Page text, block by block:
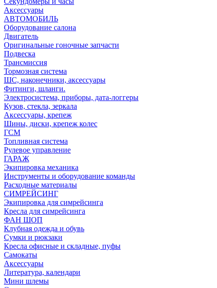
Аксессуары
АВТОМОБИЛЬ
Оборудование салона
Двигатель
Оригинальные гоночные запчасти
Подвеска
Трансмиссия
Тормозная система
ШС, наконечники, аксессуары
Фитинги, шланги.
Электросистема, приборы, дата-логгеры
Кузов, стекла, зеркала
Аксессуары, крепеж
Шины, диски, крепеж колес
ГСМ
Топливная система
Рулевое управление
ГАРАЖ
Экипировка механика
Инструменты и оборудование команды
Расходные материалы
СИМРЕЙСИНГ
Экипировка для симрейсинга
Кресла для симрейсинга
ФАН ШОП
Клубная одежда и обувь
Сумки и рюкзаки
Кресла офисные и складные, пуфы
Самокаты
Аксессуары
Литература, календари
Мини шлемы